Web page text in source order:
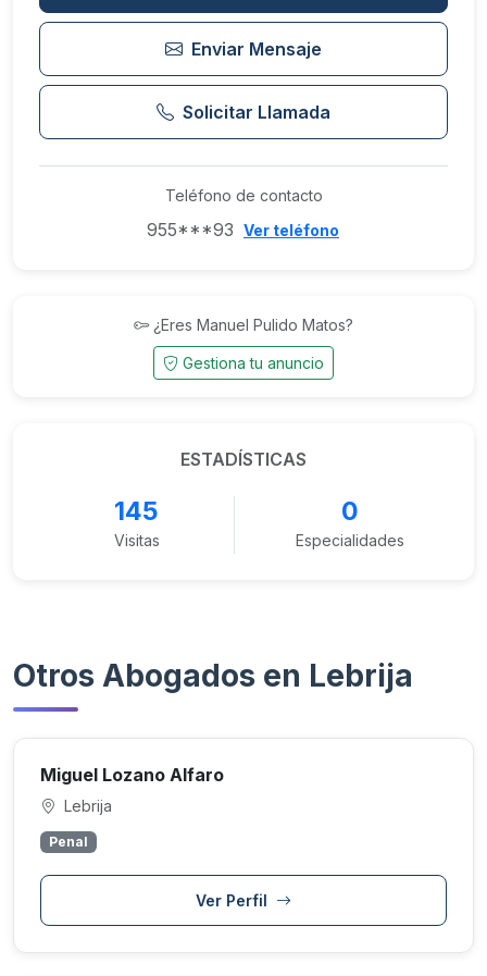
Enviar Mensaje
Solicitar Llamada
Teléfono de contacto
955***93 Ver teléfono
¿Eres Manuel Pulido Matos?
Gestiona tu anuncio
ESTADÍSTICAS
145
Visitas
0
Especialidades
Otros Abogados en Lebrija
Miguel Lozano Alfaro
Lebrija
Penal
Ver Perfil